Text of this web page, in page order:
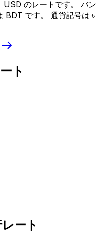
USD のレートです。 バン
BDT です。 通貨記号は ৳
ト
ート